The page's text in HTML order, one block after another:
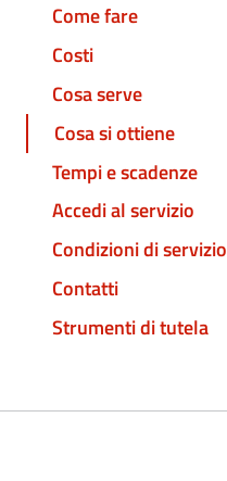
Come fare
Costi
Cosa serve
Cosa si ottiene
Tempi e scadenze
Accedi al servizio
Condizioni di servizio
Contatti
Strumenti di tutela